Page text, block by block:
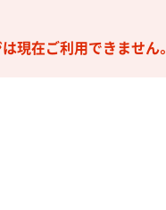
現在ご利用できません。